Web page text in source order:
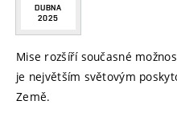
DUBNA
2025
Mise rozšíří současné
je největším světovým
Země.